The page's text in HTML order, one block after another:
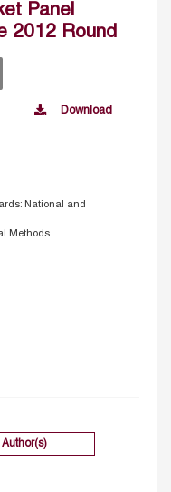
Panel
2012 Round
Download
National and
Methods
Author(s)